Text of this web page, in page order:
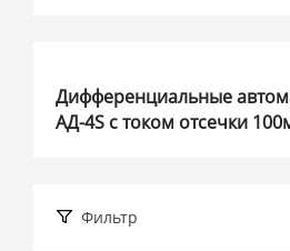
Дифференциальные
АД-4S с током отсечки
Фильтр